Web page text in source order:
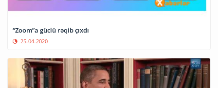
“Zoom”a güclü rəqib çıxdı
25-04-2020